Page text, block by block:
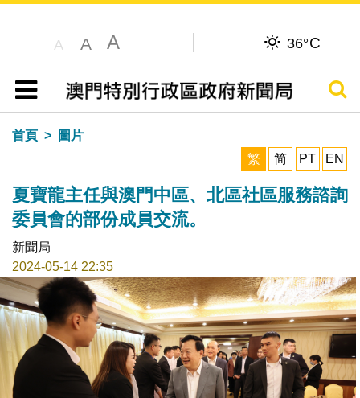
A A A 36°C
目錄
搜尋
首頁
圖片
繁
简 PT EN
夏寶龍主任與澳門中區、北區社區服務諮詢
委員會的部份成員交流。
新聞局
2024-05-14 22:35